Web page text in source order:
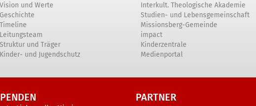
Vision und Werte
Geschichte
Timeline
Leitungsteam
Struktur und Träger
Kinder- und Jugendschutz
Interkult. Theologische Akademie
Studien- und Lebensgemeinschaft
Missionsberg-Gemeinde
impact
Kinderzentrale
Medienportal
PARTNER